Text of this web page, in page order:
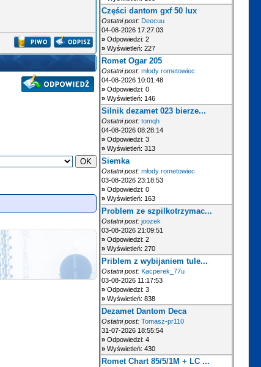
Części dantom gxf 50 lux
Ostatni post: Deecuu
04-08-2026 17:27:03
»Odpowiedzi: 2
»Wyświetleń: 227
Romet Ogar 205
Ostatni post: młody rometowiec
04-08-2026 10:01:48
»Odpowiedzi: 0
»Wyświetleń: 146
Silnik dezamet 023 bierze...
Ostatni post: tomqh
04-08-2026 08:28:14
»Odpowiedzi: 3
»Wyświetleń: 313
Siemka
Ostatni post: młody rometowiec
03-08-2026 23:18:53
»Odpowiedzi: 0
»Wyświetleń: 163
Problem ze szpilkotrzymac...
Ostatni post: joozek
03-08-2026 21:09:51
»Odpowiedzi: 2
»Wyświetleń: 270
Priblem z wybijaniem tule...
Ostatni post: Kacperek_77u
03-08-2026 11:17:53
»Odpowiedzi: 3
»Wyświetleń: 838
Dezamet Dantom Deca
Ostatni post: Tomasz-pr110
31-07-2026 18:55:54
»Odpowiedzi: 4
»Wyświetleń: 430
Romet Chart 85/5/1M + LC ...